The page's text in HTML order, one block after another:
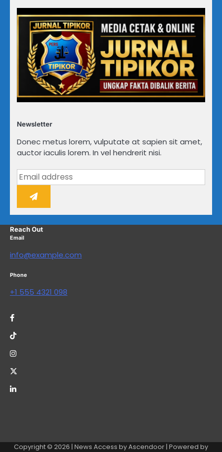
Newsletter
Donec metus lorem, vulputate at sapien sit amet,
auctor iaculis lorem. In vel hendrerit nisi.
Reach Out
Email
info@example.com
Phone
+1 555 4321 098
Copyright © 2026 | News Access byAscendoor| Powered by